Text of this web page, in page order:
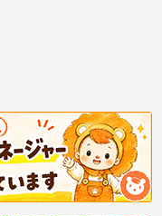
CalliopeのMV／3D
？――東映ツークン研